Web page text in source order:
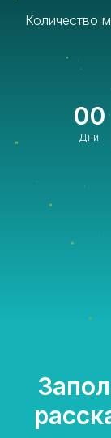
Количество
00
Дни